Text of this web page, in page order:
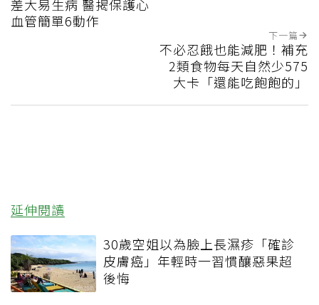
差大易生病 醫揭保護心
血管簡單6動作
下一篇
不必忍餓也能減肥！補充
2類食物每天自然少575
大卡「還能吃飽飽的」
延伸閱讀
30歲空姐以為臉上長濕疹「確診
皮膚癌」年輕時一習慣釀惡果超
後悔